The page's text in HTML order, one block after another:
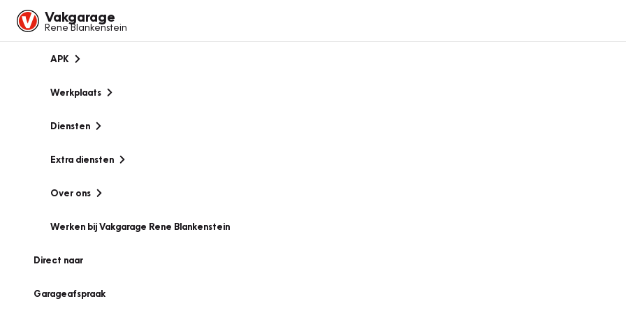
Vakgarage
Rene Blankenstein
APK
Werkplaats
Diensten
Extra diensten
Over ons
Werken bij Vakgarage Rene Blankenstein
Direct naar
Garageafspraak